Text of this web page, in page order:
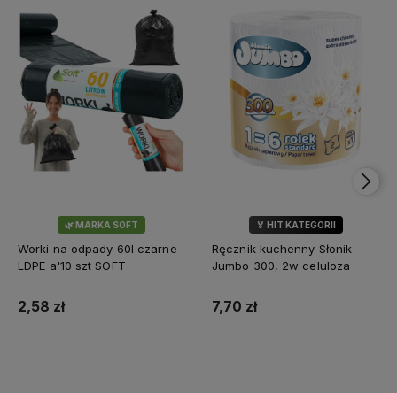
🌿 MARKA SOFT
Worki na odpady 60l czarne
LDPE a'10 szt SOFT
2,58 zł
🏅 HIT KATEGORII
💎 WYBÓR KLIENTÓW
Ręcznik kuchenny Słonik
Jumbo 300, 2w celuloza
7,70 zł